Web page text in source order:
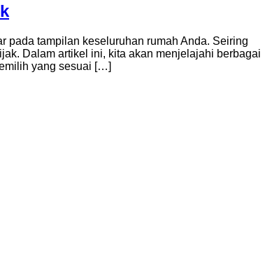
pada tampilan keseluruhan rumah Anda. Seiring
Dalam artikel ini, kita akan menjelajahi berbagai
yang sesuai […]